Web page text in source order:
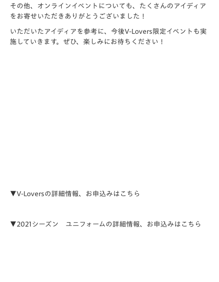
その他、オンラインイベントについても、たくさんのアイディア
をお寄せいただきありがとうございました！
いただいたアイディアを参考に、今後V-Lovers限定イベントも実
施していきます。ぜひ、楽しみにお待ちください！
▼V-Loversの詳細情報、お申込みはこちら
▼2021シーズン ユニフォームの詳細情報、お申込みはこちら